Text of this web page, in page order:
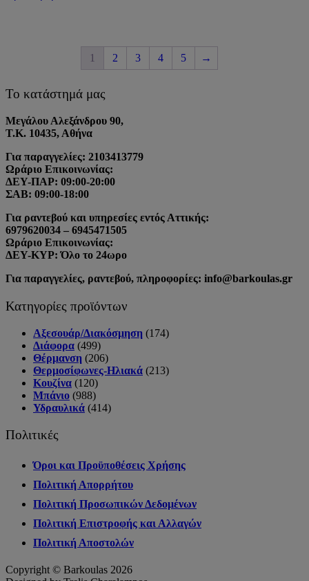
1 2 3 4 5 →
Το κατάστημά μας
Μεγάλου Αλεξάνδρου 90,
Τ.Κ. 10435, Αθήνα
Για παραγγελίες: 2103413779
Ωράριο Επικοινωνίας:
ΔΕΥ-ΠΑΡ: 09:00-20:00
ΣΑΒ: 09:00-18:00
Για ραντεβού και υπηρεσίες εντός Αττικής:
6979620034 – 6945471505
Ωράριο Επικοινωνίας:
ΔΕΥ-ΚΥΡ: Όλο το 24ωρο
Για παραγγελίες, ραντεβού, πληροφορίες: info@barkoulas.gr
Κατηγορίες προϊόντων
Αξεσουάρ/Διακόσμηση (174)
Διάφορα (499)
Θέρμανση (206)
Θερμοσίφωνες-Ηλιακά (213)
Κουζίνα (120)
Μπάνιο (988)
Υδραυλικά (414)
Πολιτικές
Όροι και Προϋποθέσεις Χρήσης
Πολιτική Απορρήτου
Πολιτική Προσωπικών Δεδομένων
Πολιτική Επιστροφής και Αλλαγών
Πολιτική Αποστολών
Copyright © Barkoulas 2026